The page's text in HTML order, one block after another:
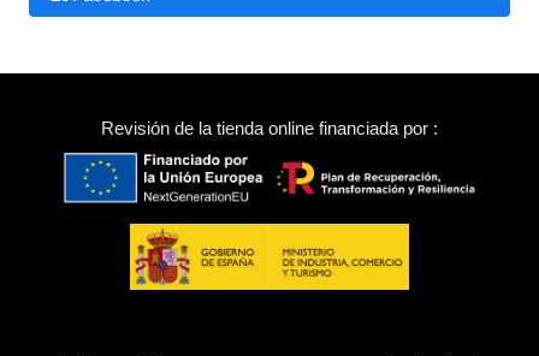
Revisión de la tienda online financiada por :